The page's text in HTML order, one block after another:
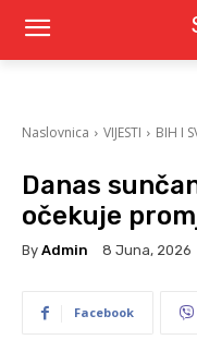
Naslovnica VIJESTI BIH I
Danas
očekuje
By Admin 8 Juna, 2026
Facebook